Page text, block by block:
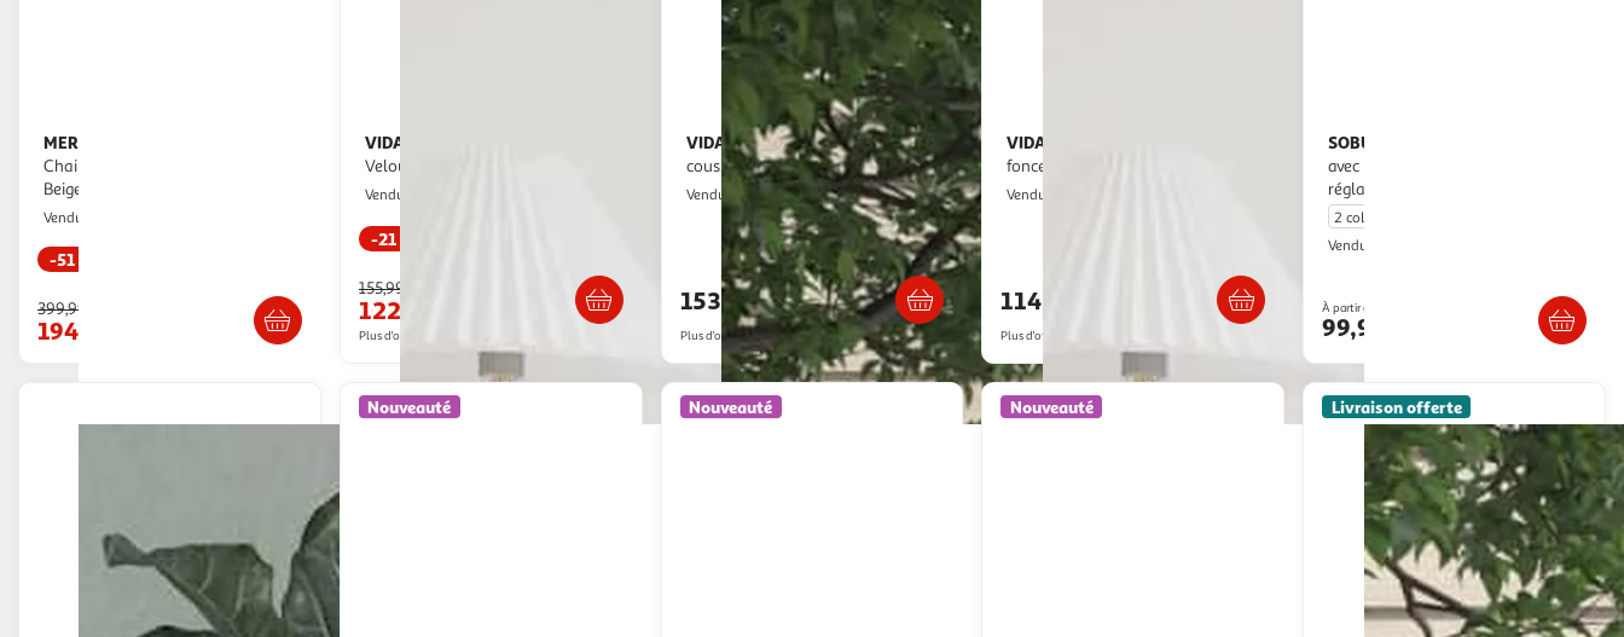
MERAX
Chair Avec Repose-pieds Teddy
Beige
Vendu par
-51 %
399,99€
194,99€
VIDAXL
Velours
Vendu par
-21 %
155,99€
122,52€
Plus d'offres à partir de
VIDAXLSalon de jardin 4 pcs avec
coussins Noir Resine tressee
Vendu par VidaXL
Livraison dès 4/5 jours
153,99€
Plus d'offres à partir de166.47€
VIDAXL
fonce Velours
Vendu par
114,02€
Plus d'offres à partir de
SOBUY
avec repose-pieds et appui-tête
réglables - Nordique - FST16
2 coloris
Vendu par
À partir de
99,95€
Nouveauté Nouveauté Nouveauté Livraison offerte